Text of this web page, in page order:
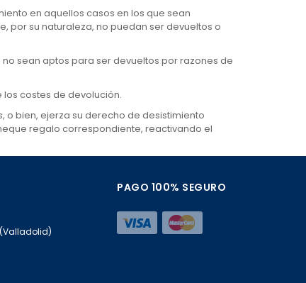
en aquellos casos en los que sean
su naturaleza, no puedan ser devueltos o
sean aptos para ser devueltos por razones de
costes de devolución.
o bien, ejerza su derecho de desistimiento
regalo correspondiente, reactivando el
PAGO 100% SEGURO